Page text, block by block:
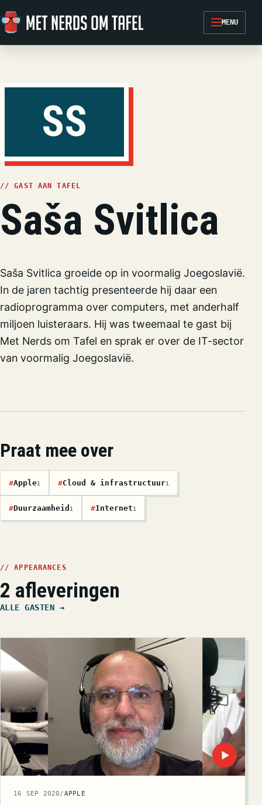
Ga naar de inhoud
MENU
SS
// GAST AAN TAFEL
Saša Svitlica
Saša Svitlica groeide op in voormalig Joegoslavië.
In de jaren tachtig presenteerde hij daar een
radioprogramma over computers, met anderhalf
miljoen luisteraars. Hij was tweemaal te gast bij
Met Nerds om Tafel en sprak er over de IT-sector
van voormalig Joegoslavië.
Praat mee over
#Apple1 #Cloud & infrastructuur1
#Duurzaamheid 1 #Internet1
// APPEARANCES
2 afleveringen
ALLE GASTEN →
▶
16 SEP 2020/APPLE